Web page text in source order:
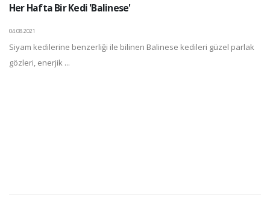
Her Hafta Bir Kedi 'Balinese'
04.08.2021
Siyam kedilerine benzerliği ile bilinen Balinese kedileri güzel parlak
gözleri, enerjik ...